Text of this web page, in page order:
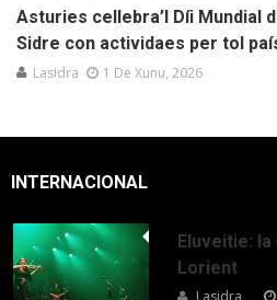
Asturies cellebra’l Díi Mundial
Sidre con actividaes per tol
Lasidra 1 De Xunu, 2026
INTERNACIONAL
Eluveitie:
Lorient
Lasidra